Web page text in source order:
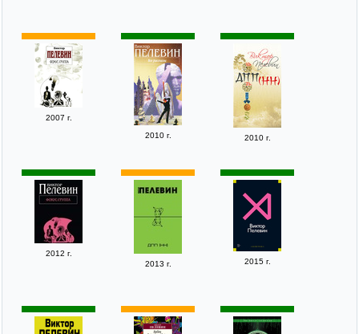
2007 г.
2010 г.
2010 г.
2012 г.
2013 г.
2015 г.